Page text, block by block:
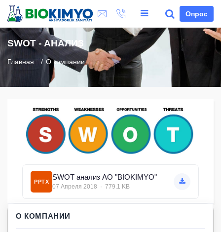
Опрос
SWOT - АНАЛИЗ
Главная О компании
PPTX
SWOT анализ АО "BIOKIMYO"
07 Апреля 2018 · 779.1 KB
О КОМПАНИИ